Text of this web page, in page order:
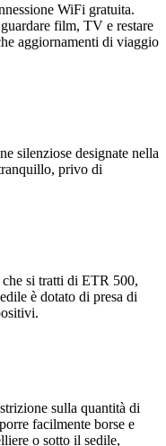
WiFi gratuita.
film, TV e restare
aggiornamenti di viaggio
silenziose designate nella
privo di
si tratti di ETR 500,
è dotato di presa di
sulla quantità di
facilmente borse e
o sotto il sedile,